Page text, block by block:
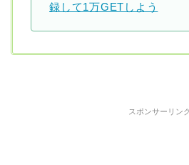
録して1万GETしよう
スポンサーリンク